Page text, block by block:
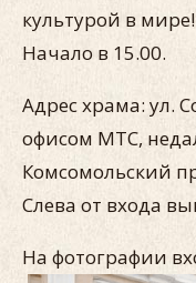
культурой в мире!
Начало в 15.00.
Адрес храма: ул.
офисом МТС,
Комсомольский
Слева от входа
На фотографии